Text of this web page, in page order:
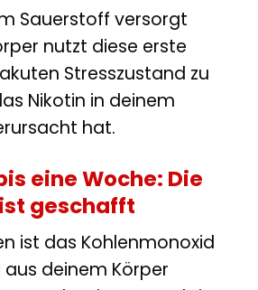
Sauerstoff versorgt
nutzt diese erste
Stresszustand zu
Nikotin in deinem
hat.
eine Woche: Die
geschafft
ist das Kohlenmonoxid
deinem Körper